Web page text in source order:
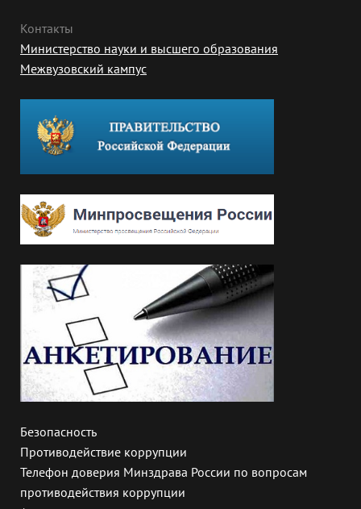
Контакты
Министерство науки и высшего образования
Межвузовский кампус
Безопасность
Противодействие коррупции
Телефон доверия Минздрава России по вопросам
противодействия коррупции